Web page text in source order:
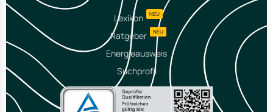
Lexikon NEU
Ratgeber NEU
Energieausweis
Suchprofil